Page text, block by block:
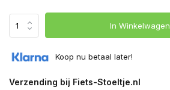
In Winkelwagen
Koop nu betaal later!
Verzending bij Fiets-Stoeltje.nl